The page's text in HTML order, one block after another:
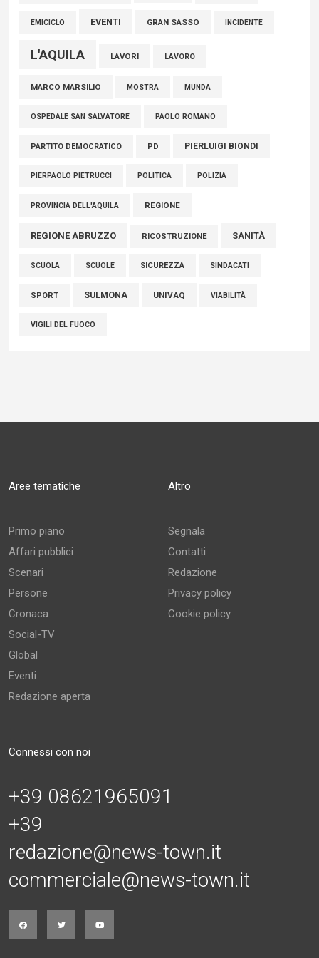
EMICICLO EVENTI GRAN SASSO INCIDENTE
L'AQUILA LAVORI LAVORO
MARCO MARSILIO MOSTRA MUNDA
OSPEDALE SAN SALVATORE PAOLO ROMANO
PARTITO DEMOCRATICO PD PIERLUIGI BIONDI
PIERPAOLO PIETRUCCI POLITICA POLIZIA
PROVINCIA DELL'AQUILA REGIONE
REGIONE ABRUZZO RICOSTRUZIONE SANITÀ
SCUOLA SCUOLE SICUREZZA SINDACATI
SPORT SULMONA UNIVAQ VIABILITÀ
VIGILI DEL FUOCO
Aree tematiche
Primo piano
Affari pubblici
Scenari
Persone
Cronaca
Social-TV
Global
Eventi
Redazione aperta
Altro
Segnala
Contatti
Redazione
Privacy policy
Cookie policy
Connessi con noi
+39 08621965091
+39
redazione@news-town.it
commerciale@news-town.it